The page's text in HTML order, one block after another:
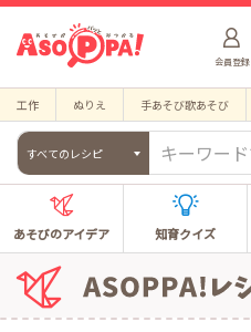
会員登録
工作 ぬりえ 手あそび歌あそび
すべてのレシピ
あそびのアイデア 知育クイズ